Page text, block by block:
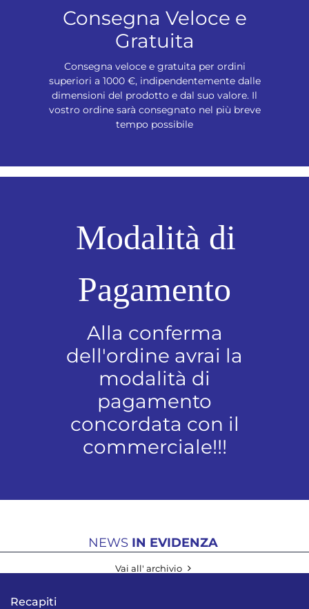
Consegna Veloce e
Gratuita
Consegna veloce e gratuita per ordini
superiori a 1000 €, indipendentemente dalle
dimensioni del prodotto e dal suo valore. Il
vostro ordine sarà consegnato nel più breve
tempo possibile
Modalità di
Pagamento
Alla conferma
dell'ordine avrai la
modalità di
pagamento
concordata con il
commerciale!!!
NEWS IN EVIDENZA
Vai all' archivio
Recapiti